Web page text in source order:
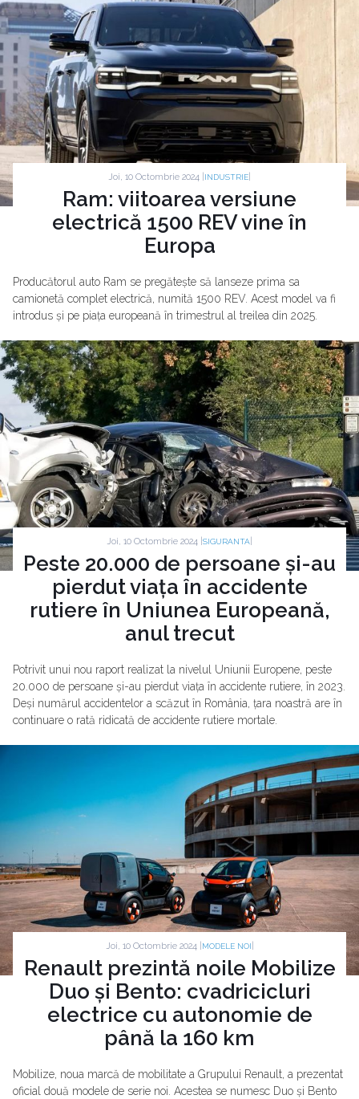
Joi, 10 Octombrie 2024 | INDUSTRIE
Ram: viitoarea versiune
electrică 1500 REV vine în
Europa
Producătorul auto Ram se pregătește să lanseze prima sa
camionetă complet electrică, numită 1500 REV. Acest model va fi
introdus și pe piața europeană în trimestrul al treilea din 2025.
Joi, 10 Octombrie 2024 | SIGURANTA
Peste 20.000 de persoane și-au
pierdut viața în accidente
rutiere în Uniunea Europeană,
anul trecut
Potrivit unui nou raport realizat la nivelul Uniunii Europene, peste
20.000 de persoane și-au pierdut viața în accidente rutiere, în 2023.
Deși numărul accidentelor a scăzut în România, țara noastră are în
continuare o rată ridicată de accidente rutiere mortale.
Joi, 10 Octombrie 2024 | MODELE NOI
Renault prezintă noile Mobilize
Duo și Bento: cvadricicluri
electrice cu autonomie de
până la 160 km
Mobilize, noua marcă de mobilitate a Grupului Renault, a prezentat
oficial două modele de serie noi. Acestea se numesc Duo și Bento